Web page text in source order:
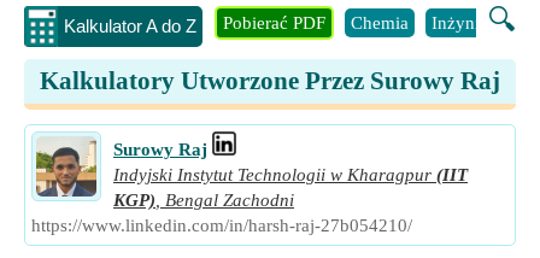
Kalkulator A do Z 🔍
Pobierać PDF Chemia Inżynieria
Kalkulatory Utworzone Przez Surowy Raj
Surowy Raj
Indyjski Instytut Technologii w Kharagpur (IIT
KGP)
Bengal Zachodni
https://www.linkedin.com/in/harsh-raj-27b054210/